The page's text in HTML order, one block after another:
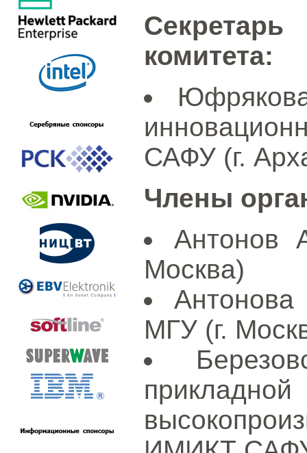
комитета:
САФУ (г.
Члены
Антонов
Москва)
МГУ (г.